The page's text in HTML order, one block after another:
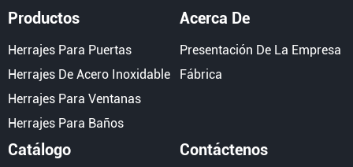
Productos
Herrajes Para Puertas
Herrajes De Acero Inoxidable
Herrajes Para Ventanas
Herrajes Para Baños
Acerca De
Presentación De La Empresa
Fábrica
Catálogo Contáctenos